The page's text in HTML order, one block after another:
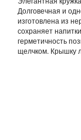
Долговечная и
изготовлена из
сохраняет
герметичность
щелчком. Крышку